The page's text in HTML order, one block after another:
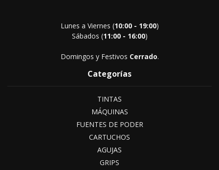
Lunes a Viernes (10:00 - 19:00)
Sábados (11:00 - 16:00)
Domingos y Festivos Cerrado.
Categorías
TINTAS
MÁQUINAS
FUENTES DE PODER
CARTUCHOS
AGUJAS
GRIPS